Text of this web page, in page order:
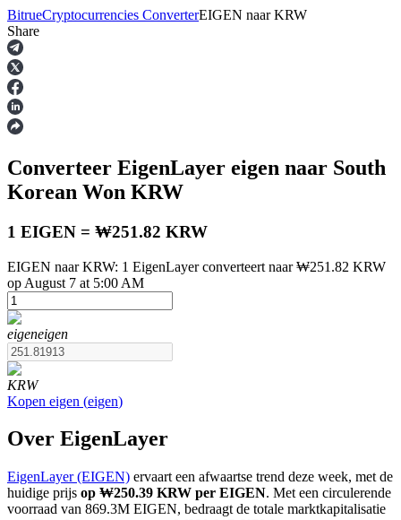
Termijncontracten
USDT-futures
COIN-M-futures
Cryptocurrency-futures
BitrueCryptocurrencies ConverterEIGEN naar KRW
Share
Converteer EigenLayer eigen naar South
Korean Won KRW
1 EIGEN = ₩251.82 KRW
EIGEN naar KRW: 1 EigenLayer converteert naar ₩251.82 KRW
op August 7 at 5:00 AM
eigeneigen
KRW
Kopen eigen (eigen)
Over EigenLayer
EigenLayer (EIGEN) ervaart een afwaartse trend deze week, met de
huidige prijs op ₩250.39 KRW per EIGEN. Met een circulerende
voorraad van 869.3M EIGEN, bedraagt de totale marktkapitalisatie